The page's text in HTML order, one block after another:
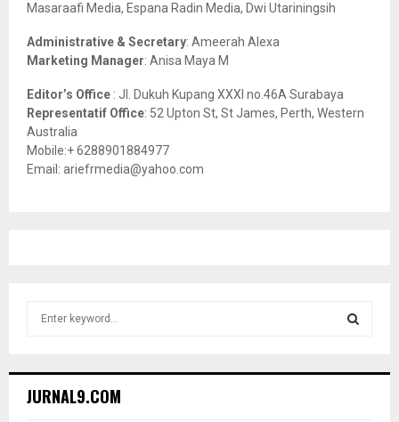
Masaraafi Media, Espana Radin Media, Dwi Utariningsih
Administrative & Secretary: Ameerah Alexa
Marketing Manager: Anisa Maya M
Editor’s Office : Jl. Dukuh Kupang XXXI no.46A Surabaya
Representatif Office: 52 Upton St, St James, Perth, Western
Australia
Mobile:+ 6288901884977
Email: ariefrmedia@yahoo.com
h
JURNAL9.COM